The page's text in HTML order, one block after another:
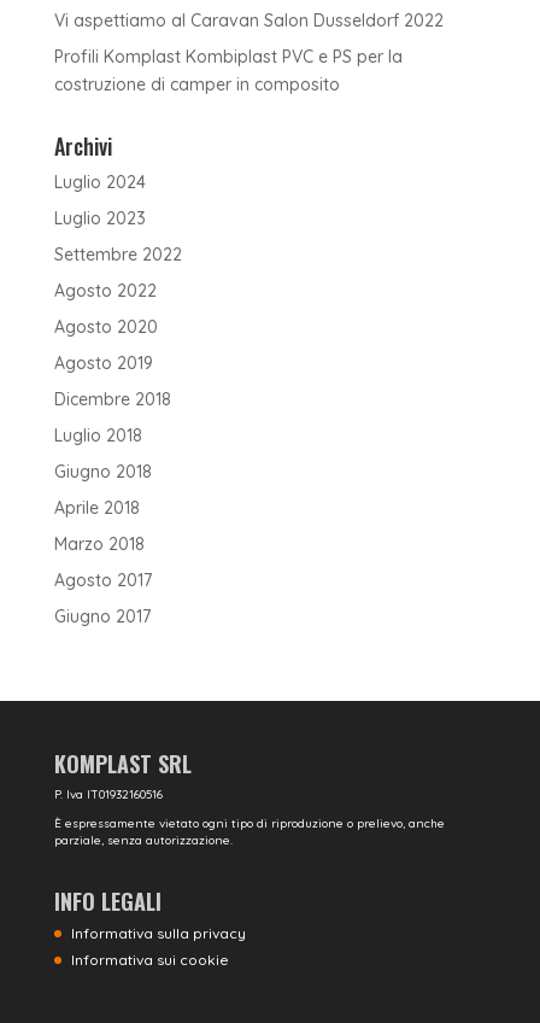
Vi aspettiamo al Caravan Salon Dusseldorf 2022
Profili Komplast Kombiplast PVC e PS per la
costruzione di camper in composito
Archivi
Luglio 2024
Luglio 2023
Settembre 2022
Agosto 2022
Agosto 2020
Agosto 2019
Dicembre 2018
Luglio 2018
Giugno 2018
Aprile 2018
Marzo 2018
Agosto 2017
Giugno 2017
KOMPLAST SRL
P. Iva IT01932160516
È espressamente vietato ogni tipo di riproduzione o prelievo, anche
parziale, senza autorizzazione.
INFO LEGALI
Informativa sulla privacy
Informativa sui cookie